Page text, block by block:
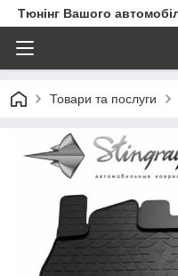
Тюнінг Вашого
Товари та послуги